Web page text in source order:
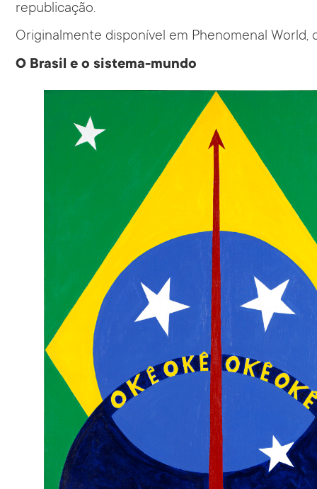
republicação.
Originalmente disponível em Phenomenal World,
O Brasil e o sistema-mundo